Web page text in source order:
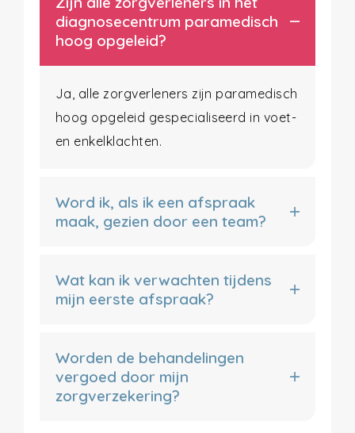
diagnosecentrum paramedisch
hoog opgeleid?
Ja, alle zorgverleners zijn paramedisch
hoog opgeleid gespecialiseerd in voet-
en enkelklachten.
Word ik, als ik een afspraak
maak, gezien door een team?
Wat kan ik verwachten tijdens
mijn eerste afspraak?
Worden de behandelingen
vergoed door mijn
zorgverzekering?